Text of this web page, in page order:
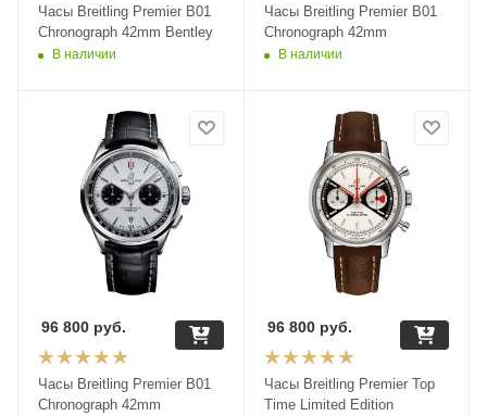
Часы Breitling Premier B01
Chronograph 42mm Bentley
В наличии
Часы Breitling Premier B01
Chronograph 42mm
В наличии
Часы Breitling Premier B01
Chronograph 42mm
96 800 руб.
Часы Breitling Premier Top
Time Limited Edition
96 800руб.